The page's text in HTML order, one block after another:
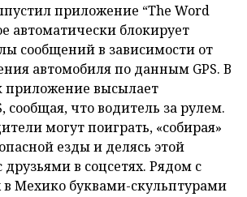
приложение “The Word
автоматически блокирует
сообщений в зависимости от
автомобиля по данным GPS. В
приложение высылает
сообщая, что водитель за рулем.
могут поиграть, «собирая»
езды и делясь этой
в соцсетях. Рядом с
в Мехико буквами-скульптурами